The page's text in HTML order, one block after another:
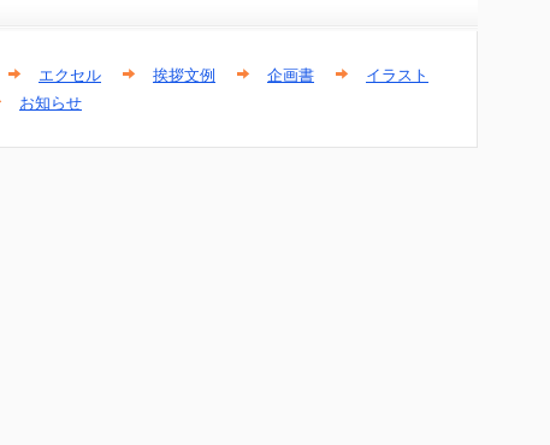
エクセル 挨拶文例 企画書
イラスト
お知らせ